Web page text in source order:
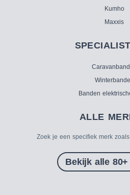
Kumho
Maxxis
Banden
ALLE
Zoek je een specifiek merk
Bekijk alle